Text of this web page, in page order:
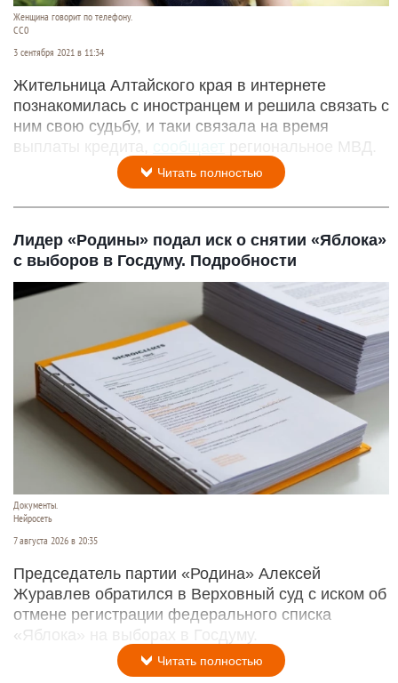
Женщина говорит по телефону.
СС0
3 сентября 2021 в 11:34
Жительница Алтайского края в интернете
познакомилась с иностранцем и решила связать с
ним свою судьбу, и таки связала на время
выплаты кредита,
сообщает региональное МВД.
Читать полностью
Лидер «Родины» подал иск о снятии «Яблока»
с выборов в Госдуму. Подробности
Документы.
Нейросеть
7 августа 2026 в 20:35
Председатель партии «Родина» Алексей
Журавлев обратился в Верховный суд с иском об
отмене регистрации федерального списка
«Яблока» на выборах в Госдуму.
Читать полностью